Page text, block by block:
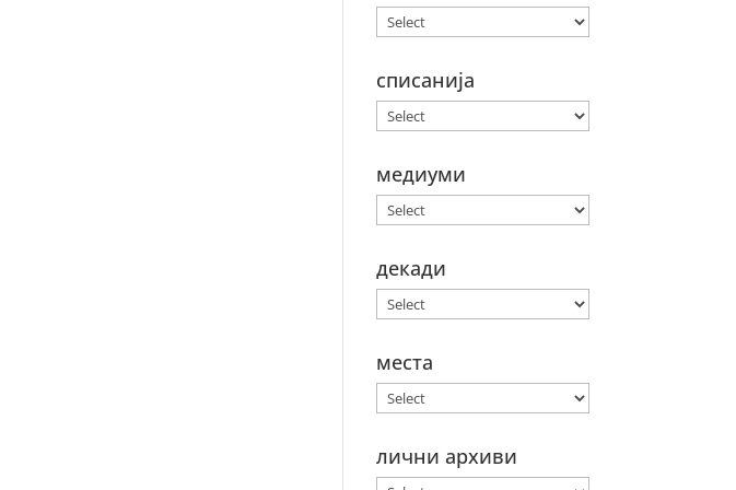
списанија
медиуми
декади
места
лични архиви